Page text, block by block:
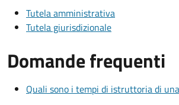
Tutela amministrativa
Tutela giurisdizionale
Domande frequenti
Quali sono i tempi di istruttoria di